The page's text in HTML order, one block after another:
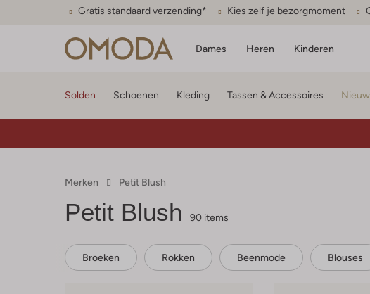
Gratis standaard verzending* Kies zelf je bezorgmoment
Dames Heren Kinderen
Solden Schoenen Kleding Tassen & Accessoires Nieuw
Merken Petit Blush
Petit Blush 90 items
Broeken Rokken Beenmode Blouses